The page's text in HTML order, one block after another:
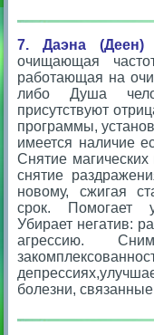
7. Даэна (Деен)
очищающая
работающая на
либо Душа
присутствуют
программы,
имеется наличие
Снятие
снятие
новому, сжигая
срок. Помогает
Убирает негатив:
агрессию.
болезни,